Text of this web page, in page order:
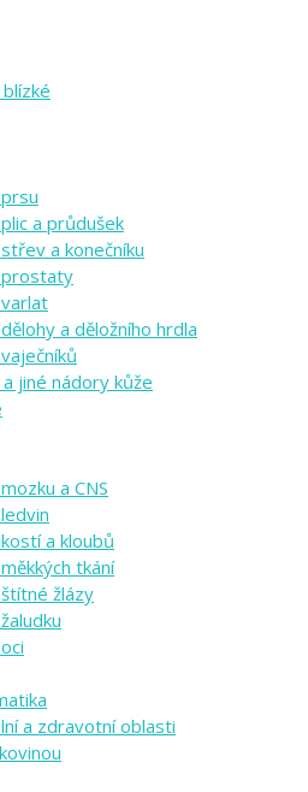
a průdušek
a konečníku
prostaty
a děložního hrdla
jiné nádory kůže
a CNS
a kloubů
tkání
žlázy
a zdravotní oblasti